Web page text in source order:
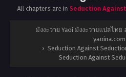
All chapters are in Seduction
มังงะวาย Yaoi มังงะวายแปลไทย
yaoina.com
› Seduction Against
Seduction Against